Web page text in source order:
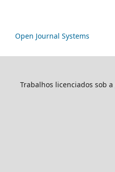
Open Journal Systems
Trabalhos licenciados sob a